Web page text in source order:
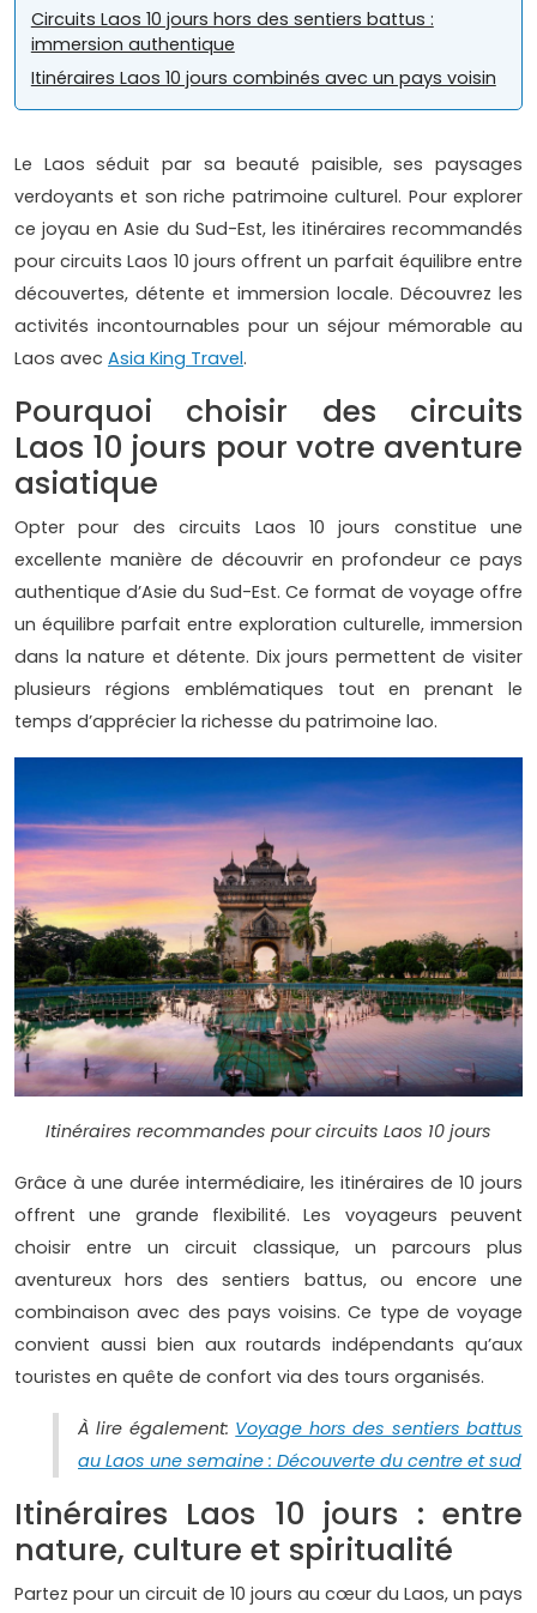
Circuits Laos 10 jours hors des sentiers battus :
immersion authentique
Itinéraires Laos 10 jours combinés avec un pays voisin
Le Laos séduit par sa beauté paisible, ses paysages
verdoyants et son riche patrimoine culturel. Pour explorer
ce joyau en Asie du Sud-Est, les itinéraires recommandés
pour circuits Laos 10 jours offrent un parfait équilibre entre
découvertes, détente et immersion locale. Découvrez les
activités incontournables pour un séjour mémorable au
Laos avec Asia King Travel.
Pourquoi choisir des circuits
Laos 10 jours pour votre aventure
asiatique
Opter pour des circuits Laos 10 jours constitue une
excellente manière de découvrir en profondeur ce pays
authentique d’Asie du Sud-Est. Ce format de voyage offre
un équilibre parfait entre exploration culturelle, immersion
dans la nature et détente. Dix jours permettent de visiter
plusieurs régions emblématiques tout en prenant le
temps d’apprécier la richesse du patrimoine lao.
Itinéraires recommandes pour circuits Laos 10 jours
Grâce à une durée intermédiaire, les itinéraires de 10 jours
offrent une grande flexibilité. Les voyageurs peuvent
choisir entre un circuit classique, un parcours plus
aventureux hors des sentiers battus, ou encore une
combinaison avec des pays voisins. Ce type de voyage
convient aussi bien aux routards indépendants qu’aux
touristes en quête de confort via des tours organisés.
À lire également: Voyage hors des sentiers battus
au Laos une semaine : Découverte du centre et sud
Itinéraires Laos 10 jours : entre
nature, culture et spiritualité
Partez pour un circuit de 10 jours au cœur du Laos, un pays